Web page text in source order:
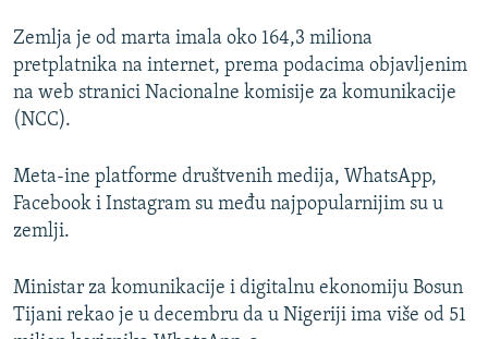
Zemlja je od marta imala oko 164,3 miliona
pretplatnika na internet, prema podacima objavljenim
na web stranici Nacionalne komisije za komunikacije
(NCC).
Meta-ine platforme društvenih medija, WhatsApp,
Facebook i Instagram su među najpopularnijim su u
zemlji.
Ministar za komunikacije i digitalnu ekonomiju Bosun
Tijani rekao je u decembru da u Nigeriji ima više od 51